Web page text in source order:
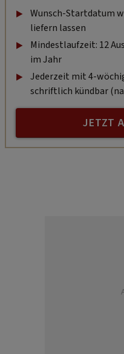
Wunsch-Startdatum
liefern lassen
Mindestlaufzeit: 12
im Jahr
Jederzeit mit 4-
schriftlich kündbar
JETZT